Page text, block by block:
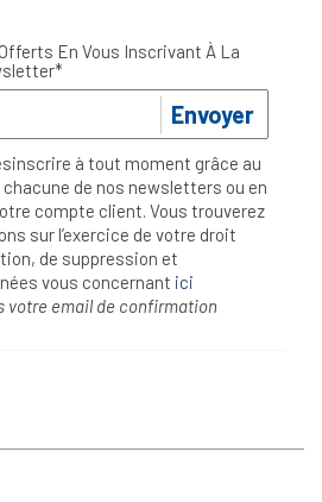
En Vous Inscrivant À La
Envoyer
à tout moment grâce au
de nos newsletters ou en
compte client. Vous trouverez
sur l’exercice de votre droit
de suppression et
vous concernant ici
votre email de confirmation